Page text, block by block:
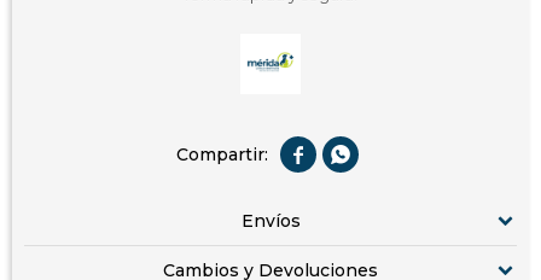
 
Envíos
Cambios y Devoluciones